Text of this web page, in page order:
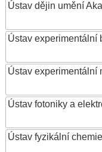
Ústav dějin umění
Ústav experimentální
Ústav experimentální
Ústav fotoniky a
Ústav fyzikální